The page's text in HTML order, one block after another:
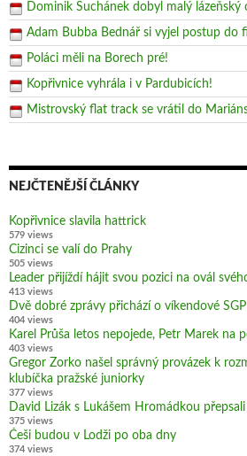
Dominik Suchánek dobyl malý lázeňský
Adam Bubba Bednář si vyjel postup do
Poláci měli na Borech pré!
Kopřivnice vyhrála i v Pardubicích!
Mistrovský flat track se vrátil do
NEJČTENĚJŠÍ ČLÁNKY
Kopřivnice slavila hattrick
579 views
Cizinci se valí do Prahy
505 views
Leader přijíždí hájit svou pozici na ovál
413 views
Dvě dobré zprávy přichází o víkendové
404 views
Karel Průša letos nepojede, Petr Marek na
403 views
Gregor Zorko našel správný provázek k
klubíčka pražské juniorky
377 views
David Lizák s Lukášem Hromádkou
375 views
Češi budou v Lodži po oba dny
374 views